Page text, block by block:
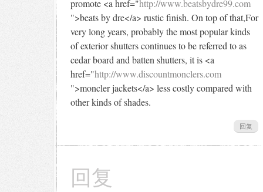
promote <a href="http://www.beatsbydre99.com
">beats by dre</a> rustic finish. On top of that,For
very long years, probably the most popular kinds
of exterior shutters continues to be referred to as
cedar board and batten shutters, it is <a
href="http://www.discountmonclers.com
">moncler jackets</a> less costly compared with
other kinds of shades.
回复
回复